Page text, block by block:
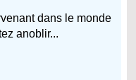
dans le monde
anoblir...